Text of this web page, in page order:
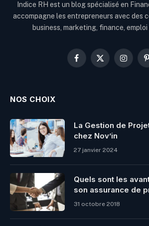
Indice RH est un blog spécialisé en
accompagne les entrepreneurs avec des
business, marketing, finance,
Facebook
X
NOS CHOIX
La Gestion de
chez Nov’in
27 janvier 2024
Quels sont les
son assurance de
31 octobre 2018